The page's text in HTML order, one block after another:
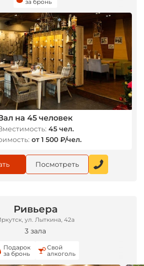
за бронь
на 45 человек
45 чел.
от 1 500 ₽/чел.
Посмотреть
Ривьера
ул. Лыткина, 42а
3 зала
Подарок
за бронь
Свой
алкоголь
*
*
*